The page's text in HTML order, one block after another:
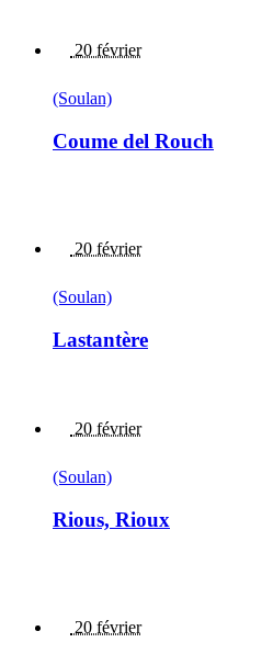
20 février
(Soulan)
Coume del Rouch
20 février
(Soulan)
Lastantère
20 février
(Soulan)
Rious, Rioux
20 février